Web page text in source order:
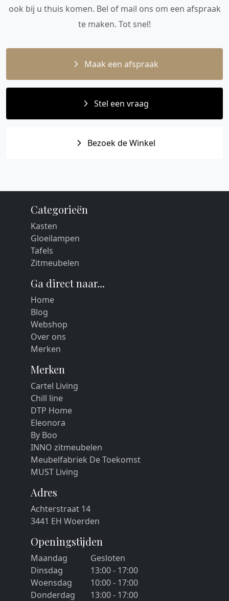
ook bij u thuis komen. Bel of mail ons om een afspraak
te maken. Tot snel!
Maak een afspraak
Stel een vraag
Bezoek de Winkel
Categorieën
Kasten
Gloeilampen
Tafels
Zitmeubelen
Ga direct naar...
Home
Blog
Webshop
Over ons
Merken
Merken
Cartel Living
Chill line
DTP Home
Eleonora
By Boo
INNO zitmeubelen
Meubelfabriek De Toekomst
MUST Living
Adres
Achterstraat 14
3441 EH Woerden
Openingstijden
Maandag
Gesloten
Dinsdag
13:00 - 17:00
Woensdag
10:00 - 17:00
Donderdag
13:00 - 17:00